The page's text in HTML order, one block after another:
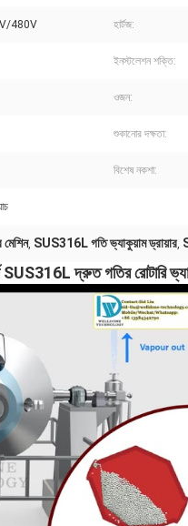
480V হার্টজ:
ইনস্টলেশন শক্তি:
ওজন:
শুকানোর দক্ষতা:
বিশেষ নকশা:
, SUS316L গতি ভ্যাকুয়াম ড্রায়ার,
SUS316L দ্রুত গতির রোটারি